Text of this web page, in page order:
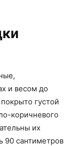
и весом до
густой
коричневого
их
90 сантиметров